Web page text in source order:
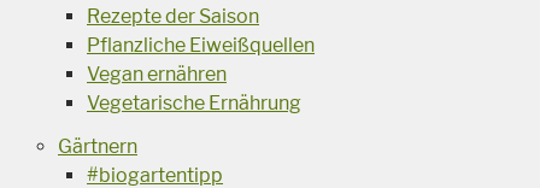
Rezepte der Saison
Pflanzliche Eiweißquellen
Vegan ernähren
Vegetarische Ernährung
Gärtnern
#biogartentipp